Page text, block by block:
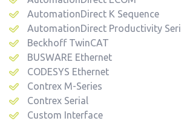
AutomationDirect K Sequence
AutomationDirect Productivity
Beckhoff TwinCAT
BUSWARE Ethernet
CODESYS Ethernet
Contrex M-Series
Contrex Serial
Custom Interface